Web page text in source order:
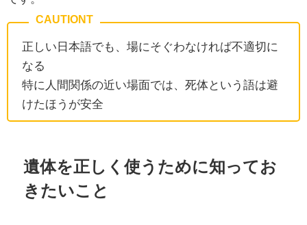
正しい日本語でも、場にそぐわなければ不適切に
なる
特に人間関係の近い場面では、死体という語は避
けたほうが安全
遺体を正しく使うために知ってお
きたいこと